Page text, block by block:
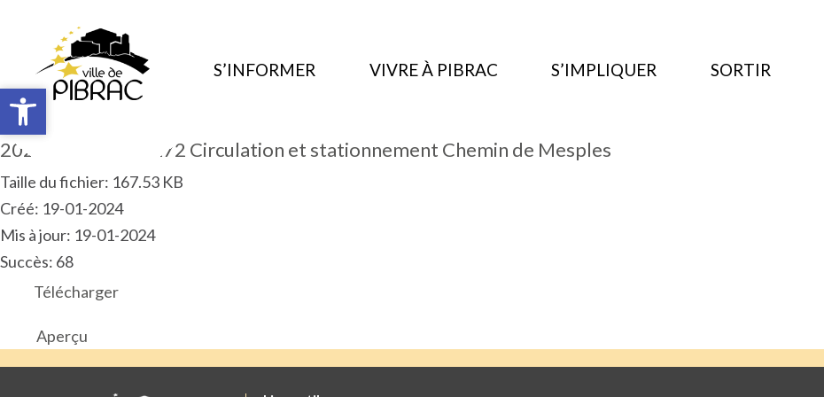
Ouvrir la barre d’outils
S’INFORMER VIVRE À PIBRAC S’IMPLIQUER SORTIR
2023.12.ART.PM.272 Circulation et stationnement Chemin de Mesples
Taille du fichier: 167.53 KB
Créé: 19-01-2024
Mis à jour: 19-01-2024
Succès: 68
Télécharger
Aperçu
Ouvrir la barre d’outils